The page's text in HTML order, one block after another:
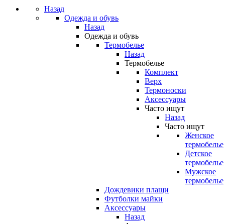
Назад
Одежда и обувь
Назад
Одежда и обувь
Термобелье
Назад
Термобелье
Комплект
Верх
Термоноски
Аксессуары
Часто ищут
Назад
Часто ищут
Женское
термобелье
Детское
термобелье
Мужское
термобелье
Дождевики плащи
Футболки майки
Аксессуары
Назад